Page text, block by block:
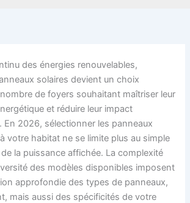
des énergies renouvelables,
solaires devient un choix
de foyers souhaitant maîtriser leur
et réduire leur impact
En 2026, sélectionner les panneaux
votre habitat ne se limite plus au simple
la puissance affichée. La complexité
des modèles disponibles imposent
approfondie des types de panneaux,
mais aussi des spécificités de votre